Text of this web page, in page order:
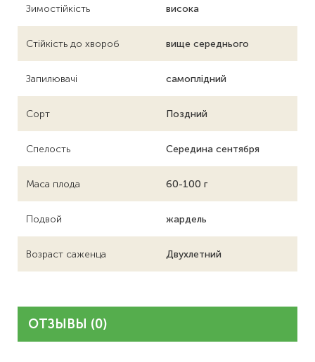
Зимостійкість висока
Стійкість до хвороб вище середнього
Запилювачі самоплідний
Сорт Поздний
Спелость Середина сентября
Маса плода 60-100 г
Подвой жардель
Возраст саженца Двухлетний
ОТЗЫВЫ (0)